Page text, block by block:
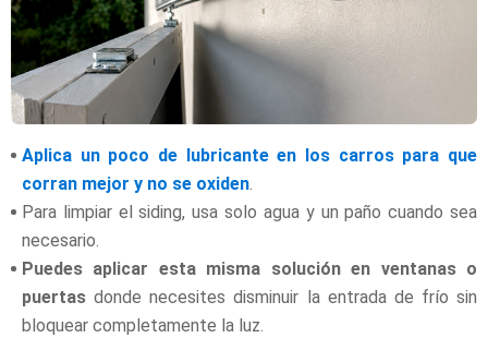
Aplica un poco de lubricante en los carros para que
corran mejor y no se oxiden.
Para limpiar el siding, usa solo agua y un paño cuando sea
necesario.
Puedes aplicar esta misma solución en ventanas o
puertas donde necesites disminuir la entrada de frío sin
bloquear completamente la luz.